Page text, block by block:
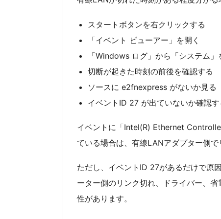
スタートボタンを右クリックする
「イベント ビューアー」を開く
「Windows ログ」から「システム」
切断が起きた時刻の前後を確認する
ソースに e2fnexpress がないか見る
イベントID 27 が出ていないか確認す
イベントに「Intel(R) Ethernet
ている場合は、有線LANアダプター側
ただし、イベントID 27があるだけで原
ーター側のリンク切れ、ドライバー、
性があります。